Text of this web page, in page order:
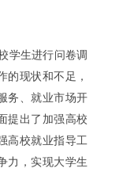
学生进行问卷调
的现状和不足，
务、就业市场开
提出了加强高校
高校就业指导工
力，实现大学生